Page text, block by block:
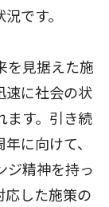
です。
を見据えた施
速に社会の状
ます。引き続
に向けて、
ジ精神を持っ
応した施策の